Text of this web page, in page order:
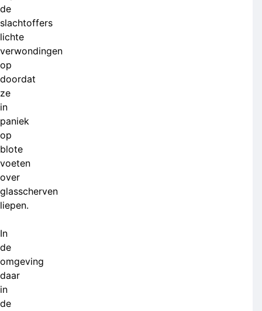
de
slachtoffers
lichte
verwondingen
op
doordat
ze
in
paniek
op
blote
voeten
over
glasscherven
liepen.
In
de
omgeving
daar
in
de